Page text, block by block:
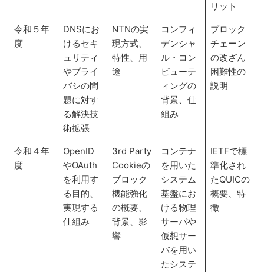
リット
令和５年
度
DNSにお
けるセキ
ュリティ
やプライ
バシの問
題に対す
る解決技
術拡張
NTNの実
現方式、
特性、用
途
コンフィ
デンシャ
ル・コン
ピューテ
ィングの
背景、仕
組み
ブロック
チェーン
の改ざん
困難性の
説明
令和４年
度
OpenID
やOAuth
を利用す
る目的、
実現する
仕組み
3rd Party
Cookieの
ブロック
機能強化
の概要、
背景、影
響
コンテナ
を用いた
システム
基盤にお
ける物理
サーバや
仮想サー
バを用い
たシステ
IETFで標
準化され
たQUICの
概要、特
徴